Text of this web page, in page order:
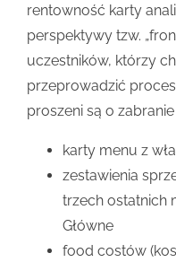
rentowność karty
perspektywy tzw.
uczestników, którzy
przeprowadzić
proszeni są o
karty menu z
zestawienia
trzech ostatnich
Główne
food costów